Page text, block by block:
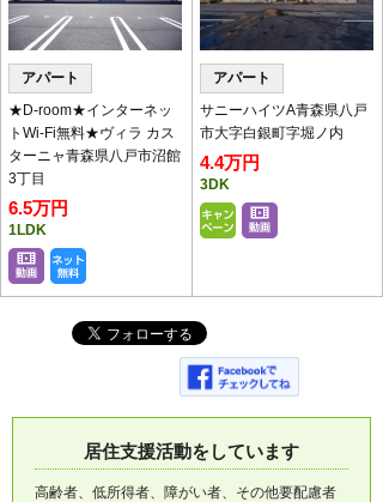
アパート
★D-room★インターネッ
トWi-Fi無料★ヴィラ カス
ターニャ青森県八戸市沼館
3丁目
6.5万円
1LDK
アパート
サニーハイツA青森県八戸
市大字白銀町字堀ノ内
4.4万円
3DK
居住支援活動をしています
高齢者、低所得者、障がい者、その他要配慮者